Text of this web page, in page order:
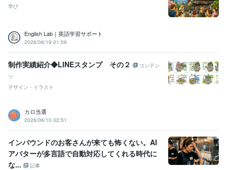
学び
English Lab｜英語学習サポート
2026/06/19 01:59
制作実績紹介◆LINEスタンプ その２
コンテン
ツ
デザイン・イラスト
カロ当選
2026/06/10 02:51
インバウンドのお客さんが来ても怖くない。AI
アバターが多言語で自動対応してくれる時代に
な...
記事